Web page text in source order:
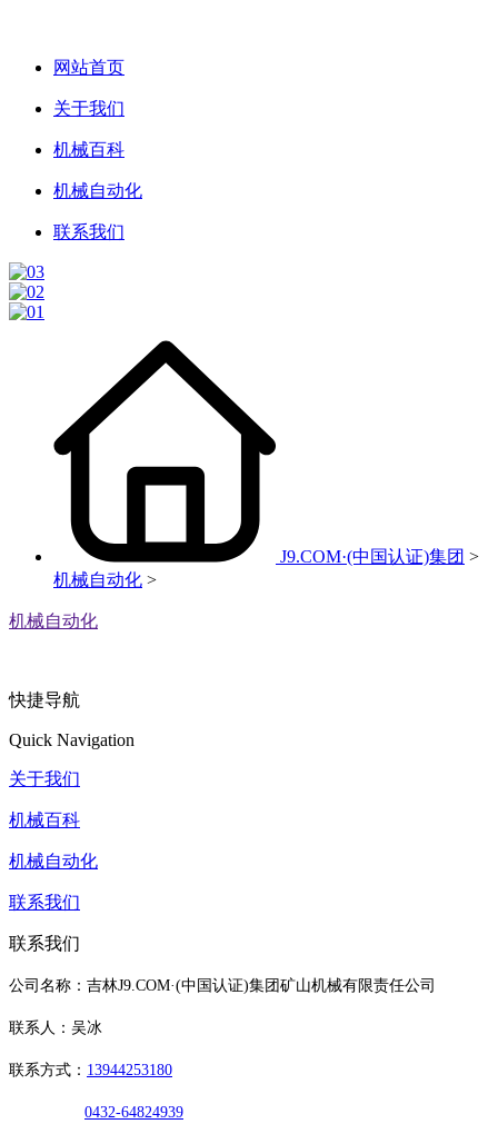
网站首页
关于我们
机械百科
机械自动化
联系我们
J9.COM·(中国认证)集团 >
机械自动化 >
机械自动化
快捷导航
Quick Navigation
关于我们
机械百科
机械自动化
联系我们
联系我们
公司名称：吉林J9.COM·(中国认证)集团矿山机械有限责任公司
联系人：吴冰
联系方式： 13944253180
0432-64824939